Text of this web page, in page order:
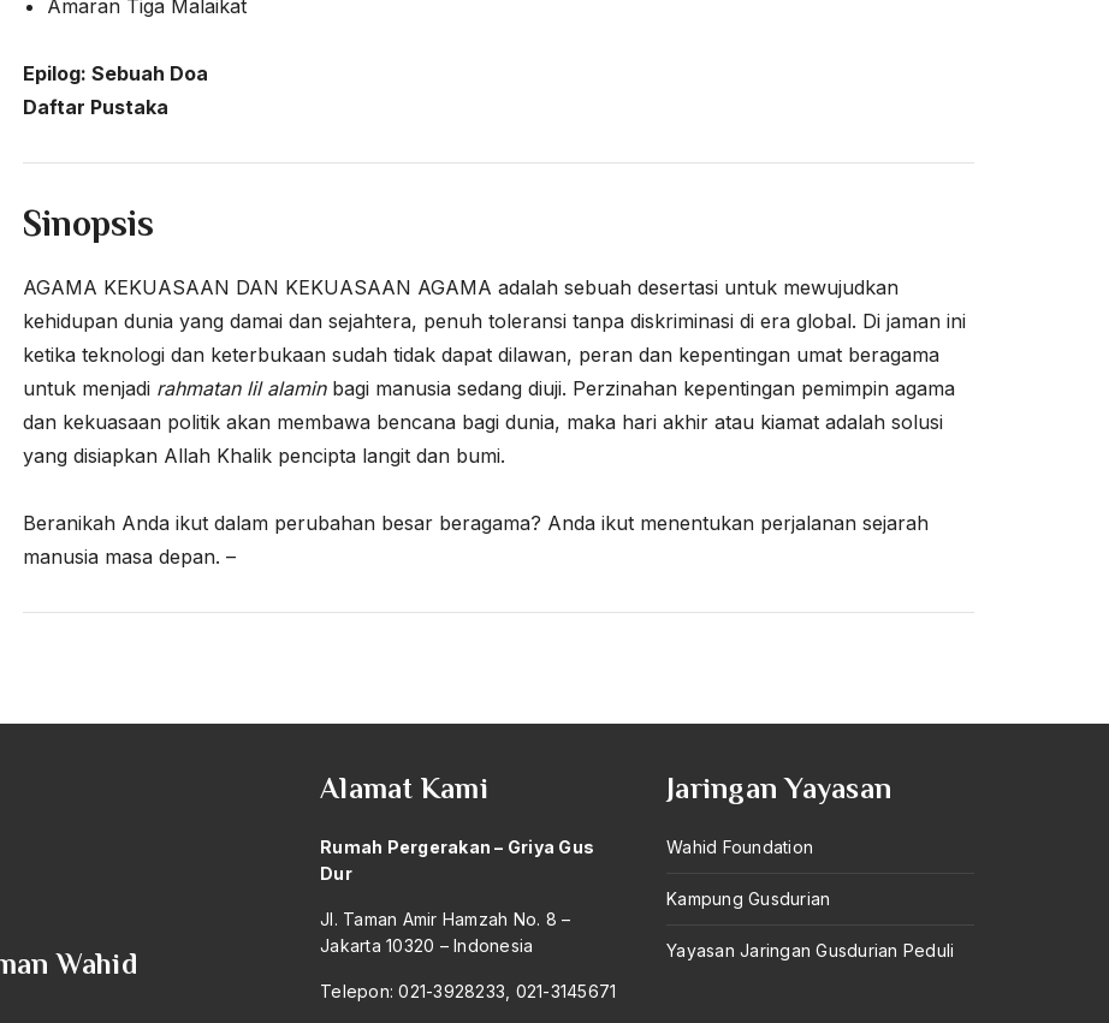
Amaran Tiga Malaikat
Epilog:Sebuah Doa
Daftar Pustaka
Sinopsis
AGAMA KEKUASAAN DAN KEKUASAAN AGAMA adalah sebuah desertasi untuk mewujudkan
kehidupan dunia yang damai dan sejahtera, penuh toleransi tanpa diskriminasi di era global. Di jaman ini
ketika teknologi dan keterbukaan sudah tidak dapat dilawan, peran dan kepentingan umat beragama
untuk menjadi rahmatan lil alaminbagi manusia sedang diuji. Perzinahan kepentingan pemimpin agama
dan kekuasaan politik akan membawa bencana bagi dunia, maka hari akhir atau kiamat adalah solusi
yang disiapkan Allah Khalik pencipta langit dan bumi.
Beranikah Anda ikut dalam perubahan besar beragama? Anda ikut menentukan perjalanan sejarah
manusia masa depan. –
Wahid
Alamat Kami
Rumah Pergerakan – Griya Gus
Dur
Jl. Taman Amir Hamzah No. 8 –
Jakarta 10320 – Indonesia
Telepon: 021-3928233, 021-3145671
Jaringan Yayasan
Wahid Foundation
Kampung Gusdurian
Yayasan Jaringan Gusdurian Peduli